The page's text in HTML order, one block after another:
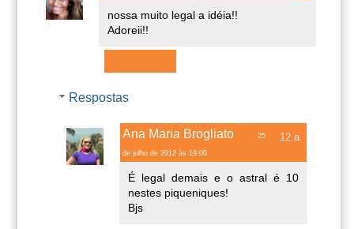
nossa muito legal a idéia!!
Adoreii!!
Respostas
Ana Maria Brogliato 25
de julho de 2012 às 19:00
É legal demais e o astral é 10
nestes piqueniques!
Bjs